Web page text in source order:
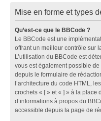
Mise en forme et types
Qu’est-ce que le BBCode ?
Le BBCode est une
offrant un meilleur contrôle sur
L’utilisation du BBCode est
vous est également possible
depuis le formulaire de
l’architecture du code HTML,
crochets « [ » et « ] » à la place
d’informations à propos du
accessible depuis la page de